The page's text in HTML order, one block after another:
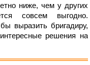
ниже, чем у других
совсем выгодно.
выразить бригадиру,
решения на